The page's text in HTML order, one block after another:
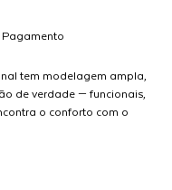
tem modelagem ampla,
de verdade — funcionais,
o conforto com o